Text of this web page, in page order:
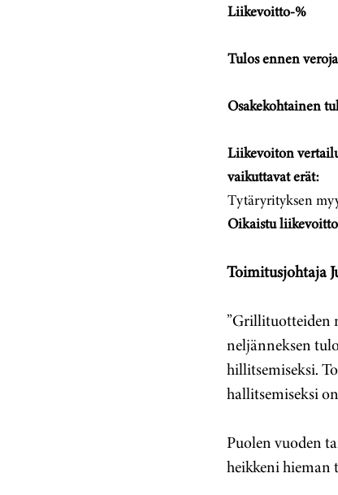
Liikevoitto-%
Tulos ennen veroja
Osakekohtainen
Liikevoiton
vaikuttavat erät:
Tytäryrityksen
Oikaistu liikevoitto
Toimitusjohtaja
”Grillituotteiden
neljänneksen
hillitsemiseksi.
hallitsemiseksi
Puolen vuoden
heikkeni hieman